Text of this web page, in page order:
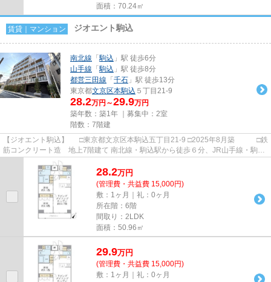
面積：70.24㎡
賃貸｜マンション ジオエント駒込
南北線 「駒込 」駅 徒歩6分
山手線 「駒込 」駅 徒歩8分
都営三田線 「 千石 」駅 徒歩13分
東京都文京区本駒込 ５丁目21-9
28.2万円～29.9万円
築年数：築1年 ｜募集中： 2室
階数：7階建
【ジオエント駒込】 □東京都文京区本駒込五丁目21-9 □2025年8月築 □鉄
筋コンクリート造 地上7階建て 南北線・駒込駅から徒歩６分、JR山手線・駒込
駅から徒歩８分の立地に建...
28.2万円
(管理費・共益費 15,000円)
敷：1ヶ月｜礼：0ヶ月
所在階：6階
間取り：2LDK
面積：50.96㎡
29.9万円
(管理費・共益費 15,000円)
敷：1ヶ月｜礼：0ヶ月